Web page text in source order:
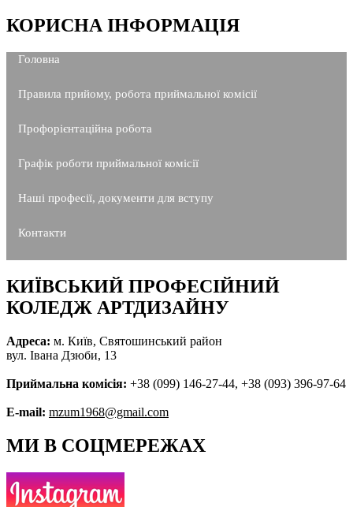
КОРИСНА ІНФОРМАЦІЯ
Головна
Правила прийому, робота приймальної комісії
Профорієнтаційна робота
Графік роботи приймальної комісії
Наші професії, документи для вступу
Контакти
КИЇВСЬКИЙ ПРОФЕСІЙНИЙ
КОЛЕДЖ АРТДИЗАЙНУ
Адреса: м. Київ, Святошинський район
вул. Івана Дзюби, 13
Приймальна комісія: +38 (099) 146-27-44, +38 (093) 396-97-64
E-mail: mzum1968@gmail.com
МИ В СОЦМЕРЕЖАХ